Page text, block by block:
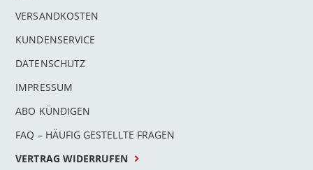
VERSANDKOSTEN
KUNDENSERVICE
DATENSCHUTZ
IMPRESSUM
ABO KÜNDIGEN
FAQ – HÄUFIG GESTELLTE FRAGEN
VERTRAG WIDERRUFEN